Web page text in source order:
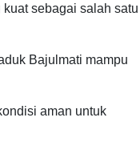
sebagai salah satu
Bajulmati mampu
aman untuk